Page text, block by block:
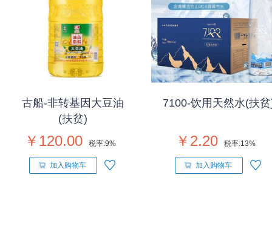
古船-非转基因大豆油
(扶贫)
￥120.00 税率:9%
加入购物车
7100-饮用天然水(扶
￥2.20 税率:13%
加入购物车